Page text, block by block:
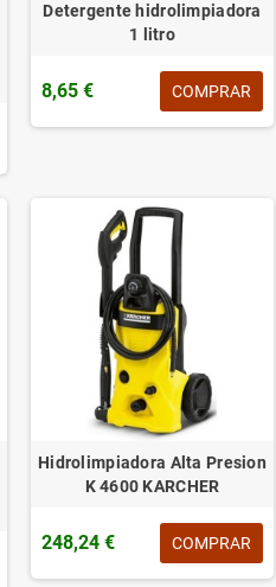
Detergente hidrolimpiadora
1 litro
8,65 € COMPRAR
Hidrolimpiadora Alta Presion
K 4600 KARCHER
248,24 € COMPRAR